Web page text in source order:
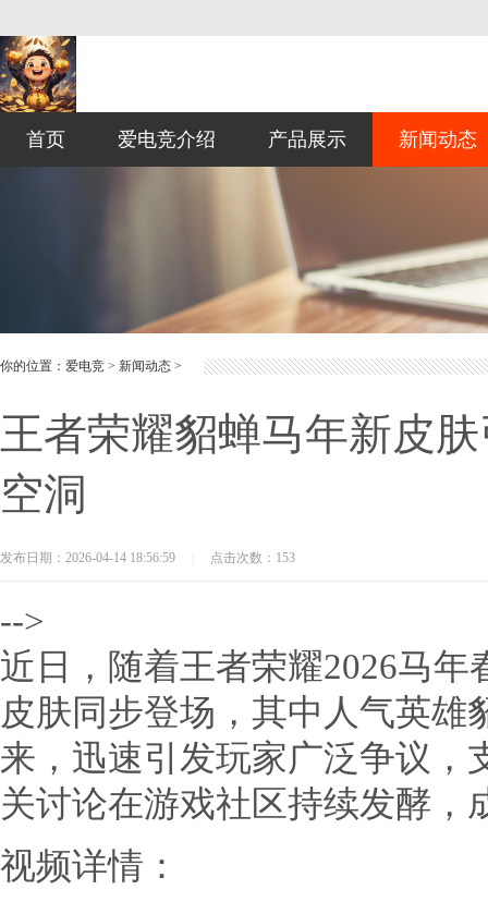
首页 爱电竞介绍 产品展示 新闻动态
你的位置： 爱电竞 > 新闻动态 >
王者荣耀貂蝉马年新皮
空洞
发布日期：2026-04-14 18:56:59 点击次数：153
-->
近日，随着王者荣耀2026马
皮肤同步登场，其中人气英雄
来，迅速引发玩家广泛争议，
关讨论在游戏社区持续发酵，
视频详情：